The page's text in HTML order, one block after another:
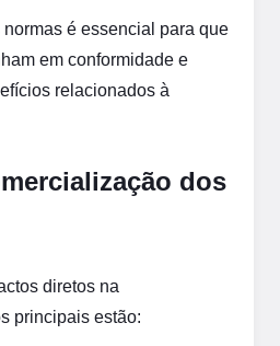
é essencial para que
em conformidade e
relacionados à
dos
diretos na
principais estão: